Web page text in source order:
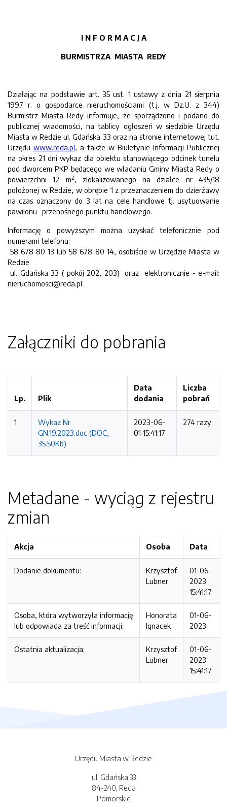
I N F O R M A C J A
BURMISTRZA MIASTA REDY
Działając na podstawie art. 35 ust. 1 ustawy z dnia 21 sierpnia
1997 r. o gospodarce nieruchomościami (t.j. w Dz.U. z 344)
Burmistrz Miasta Redy informuje, że sporządzono i podano do
publicznej wiadomości, na tablicy ogłoszeń w siedzibie Urzędu
Miasta w Redzie ul. Gdańska 33 oraz na stronie internetowej tut.
Urzędu www.reda.pl, a także w Biuletynie Informacji Publicznej
na okres 21 dni wykaz dla obiektu stanowiącego odcinek tunelu
pod dworcem PKP będącego we władaniu Gminy Miasta Redy o
powierzchni 12 m2, zlokalizowanego na działce nr 435/18
położonej w Redzie, w obrębie 1 z przeznaczeniem do dzierżawy
na czas oznaczony do 3 lat na cele handlowe tj. usytuowanie
pawilonu- przenośnego punktu handlowego.
Informację o powyższym można uzyskać telefonicznie pod
numerami telefonu:
58 678 80 13 lub 58 678 80 14, osobiście w Urzędzie Miasta w
Redzie
ul. Gdańska 33 ( pokój 202, 203) oraz elektronicznie - e-mail:
nieruchomosci@reda.pl.
Załączniki do pobrania
Lp. Plik
Data
dodania
Liczba
pobrań
1
Wykaz Nr
GN.19.2023.doc (DOC,
35.50Kb)
2023-06-
01 15:41:17
274 razy
Metadane - wyciąg z rejestru
zmian
Akcja Osoba Data
Dodanie dokumentu:
Krzysztof
Lubner
01-06-
2023
15:41:17
Osoba, która wytworzyła informację
lub odpowiada za treść informacji:
Honorata
Ignacek
01-06-
2023
Ostatnia aktualizacja:
Krzysztof
Lubner
01-06-
2023
15:41:17
Urzędu Miasta w Redzie
ul. Gdańska 33
84-240, Reda
Pomorskie